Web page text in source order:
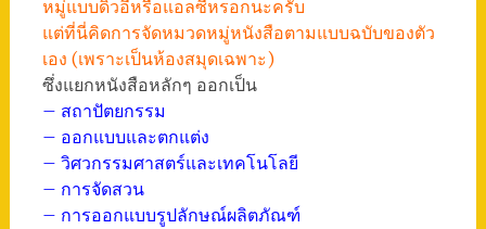
หมู่แบบดิวอี้หรือแอลซีหรอกนะครับ
แต่ที่นี่คิดการจัดหมวดหมู่หนังสือตามแบบฉบับของตัว
เอง (เพราะเป็นห้องสมุดเฉพาะ)
ซึ่งแยกหนังสือหลักๆ ออกเป็น
– สถาปัตยกรรม
– ออกแบบและตกแต่ง
– วิศวกรรมศาสตร์และเทคโนโลยี
– การจัดสวน
– การออกแบบรูปลักษณ์ผลิตภัณฑ์